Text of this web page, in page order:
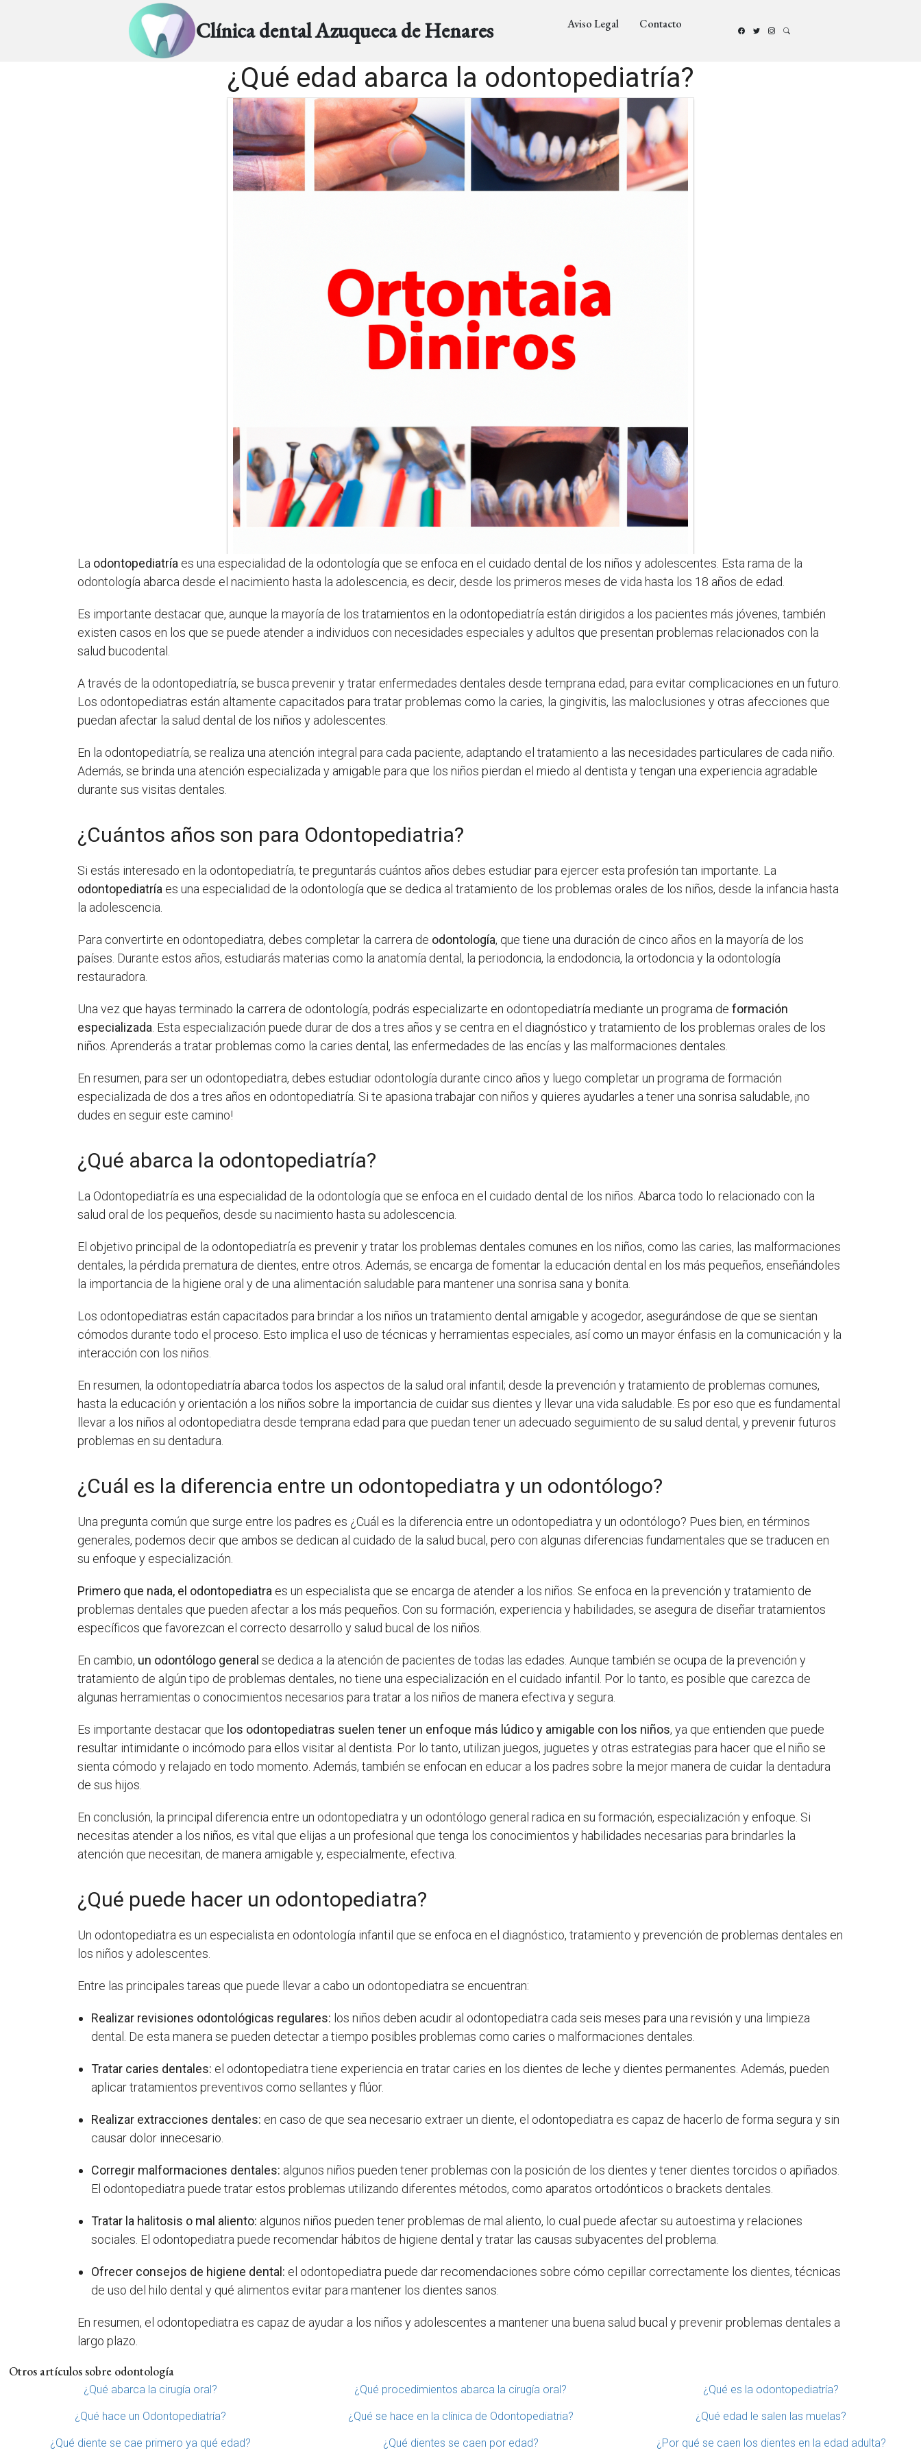
Clínica dental Azuqueca de Henares Aviso Legal Contacto
¿Qué edad abarca la odontopediatría?
La odontopediatría es una especialidad de la odontología que se enfoca en el cuidado dental de los niños y adolescentes. Esta rama de la
odontología abarca desde el nacimiento hasta la adolescencia, es decir, desde los primeros meses de vida hasta los 18 años de edad.
Es importante destacar que, aunque la mayoría de los tratamientos en la odontopediatría están dirigidos a los pacientes más jóvenes, también
existen casos en los que se puede atender a individuos con necesidades especiales y adultos que presentan problemas relacionados con la
salud bucodental.
A través de la odontopediatría, se busca prevenir y tratar enfermedades dentales desde temprana edad, para evitar complicaciones en un futuro.
Los odontopediatras están altamente capacitados para tratar problemas como la caries, la gingivitis, las maloclusiones y otras afecciones que
puedan afectar la salud dental de los niños y adolescentes.
En la odontopediatría, se realiza una atención integral para cada paciente, adaptando el tratamiento a las necesidades particulares de cada niño.
Además, se brinda una atención especializada y amigable para que los niños pierdan el miedo al dentista y tengan una experiencia agradable
durante sus visitas dentales.
¿Cuántos años son para Odontopediatria?
Si estás interesado en la odontopediatría, te preguntarás cuántos años debes estudiar para ejercer esta profesión tan importante. La
odontopediatría es una especialidad de la odontología que se dedica al tratamiento de los problemas orales de los niños, desde la infancia hasta
la adolescencia.
Para convertirte en odontopediatra, debes completar la carrera de odontología, que tiene una duración de cinco años en la mayoría de los
países. Durante estos años, estudiarás materias como la anatomía dental, la periodoncia, la endodoncia, la ortodoncia y la odontología
restauradora.
Una vez que hayas terminado la carrera de odontología, podrás especializarte en odontopediatría mediante un programa deformación
especializada . Esta especialización puede durar de dos a tres años y se centra en el diagnóstico y tratamiento de los problemas orales de los
niños. Aprenderás a tratar problemas como la caries dental, las enfermedades de las encías y las malformaciones dentales.
En resumen, para ser un odontopediatra, debes estudiar odontología durante cinco años y luego completar un programa de formación
especializada de dos a tres años en odontopediatría. Si te apasiona trabajar con niños y quieres ayudarles a tener una sonrisa saludable, ¡no
dudes en seguir este camino!
¿Qué abarca la odontopediatría?
La Odontopediatría es una especialidad de la odontología que se enfoca en el cuidado dental de los niños. Abarca todo lo relacionado con la
salud oral de los pequeños, desde su nacimiento hasta su adolescencia.
El objetivo principal de la odontopediatría es prevenir y tratar los problemas dentales comunes en los niños, como las caries, las malformaciones
dentales, la pérdida prematura de dientes, entre otros. Además, se encarga de fomentar la educación dental en los más pequeños, enseñándoles
la importancia de la higiene oral y de una alimentación saludable para mantener una sonrisa sana y bonita.
Los odontopediatras están capacitados para brindar a los niños un tratamiento dental amigable y acogedor, asegurándose de que se sientan
cómodos durante todo el proceso. Esto implica el uso de técnicas y herramientas especiales, así como un mayor énfasis en la comunicación y la
interacción con los niños.
En resumen, la odontopediatría abarca todos los aspectos de la salud oral infantil; desde la prevención y tratamiento de problemas comunes,
hasta la educación y orientación a los niños sobre la importancia de cuidar sus dientes y llevar una vida saludable. Es por eso que es fundamental
llevar a los niños al odontopediatra desde temprana edad para que puedan tener un adecuado seguimiento de su salud dental, y prevenir futuros
problemas en su dentadura.
¿Cuál es la diferencia entre un odontopediatra y un odontólogo?
Una pregunta común que surge entre los padres es ¿Cuál es la diferencia entre un odontopediatra y un odontólogo? Pues bien, en términos
generales, podemos decir que ambos se dedican al cuidado de la salud bucal, pero con algunas diferencias fundamentales que se traducen en
su enfoque y especialización.
Primero que nada, el odontopediatra es un especialista que se encarga de atender a los niños. Se enfoca en la prevención y tratamiento de
problemas dentales que pueden afectar a los más pequeños. Con su formación, experiencia y habilidades, se asegura de diseñar tratamientos
específicos que favorezcan el correcto desarrollo y salud bucal de los niños.
En cambio, un odontólogo general se dedica a la atención de pacientes de todas las edades. Aunque también se ocupa de la prevención y
tratamiento de algún tipo de problemas dentales, no tiene una especialización en el cuidado infantil. Por lo tanto, es posible que carezca de
algunas herramientas o conocimientos necesarios para tratar a los niños de manera efectiva y segura.
Es importante destacar que los odontopediatras suelen tener un enfoque más lúdico y amigable con los niños, ya que entienden que puede
resultar intimidante o incómodo para ellos visitar al dentista. Por lo tanto, utilizan juegos, juguetes y otras estrategias para hacer que el niño se
sienta cómodo y relajado en todo momento. Además, también se enfocan en educar a los padres sobre la mejor manera de cuidar la dentadura
de sus hijos.
En conclusión, la principal diferencia entre un odontopediatra y un odontólogo general radica en su formación, especialización y enfoque. Si
necesitas atender a los niños, es vital que elijas a un profesional que tenga los conocimientos y habilidades necesarias para brindarles la
atención que necesitan, de manera amigable y, especialmente, efectiva.
¿Qué puede hacer un odontopediatra?
Un odontopediatra es un especialista en odontología infantil que se enfoca en el diagnóstico, tratamiento y prevención de problemas dentales en
los niños y adolescentes.
Entre las principales tareas que puede llevar a cabo un odontopediatra se encuentran:
Realizar revisiones odontológicas regulares: los niños deben acudir al odontopediatra cada seis meses para una revisión y una limpieza
dental. De esta manera se pueden detectar a tiempo posibles problemas como caries o malformaciones dentales.
Tratar caries dentales: el odontopediatra tiene experiencia en tratar caries en los dientes de leche y dientes permanentes. Además, pueden
aplicar tratamientos preventivos como sellantes y flúor.
Realizar extracciones dentales: en caso de que sea necesario extraer un diente, el odontopediatra es capaz de hacerlo de forma segura y sin
causar dolor innecesario.
Corregir malformaciones dentales: algunos niños pueden tener problemas con la posición de los dientes y tener dientes torcidos o apiñados.
El odontopediatra puede tratar estos problemas utilizando diferentes métodos, como aparatos ortodónticos o brackets dentales.
Tratar la halitosis o mal aliento: algunos niños pueden tener problemas de mal aliento, lo cual puede afectar su autoestima y relaciones
sociales. El odontopediatra puede recomendar hábitos de higiene dental y tratar las causas subyacentes del problema.
Ofrecer consejos de higiene dental: el odontopediatra puede dar recomendaciones sobre cómo cepillar correctamente los dientes, técnicas
de uso del hilo dental y qué alimentos evitar para mantener los dientes sanos.
En resumen, el odontopediatra es capaz de ayudar a los niños y adolescentes a mantener una buena salud bucal y prevenir problemas dentales a
largo plazo.
Otros artículos sobre odontología
¿Qué abarca la cirugía oral? ¿Qué procedimientos abarca la cirugía oral? ¿Qué es la odontopediatría?
¿Qué hace un Odontopediatría? ¿Qué se hace en la clínica de Odontopediatria? ¿Qué edad le salen las muelas?
¿Qué diente se cae primero ya qué edad? ¿Qué dientes se caen por edad? ¿Por qué se caen los dientes en la edad adulta?